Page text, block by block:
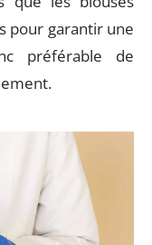
pour garantir une
préférable de